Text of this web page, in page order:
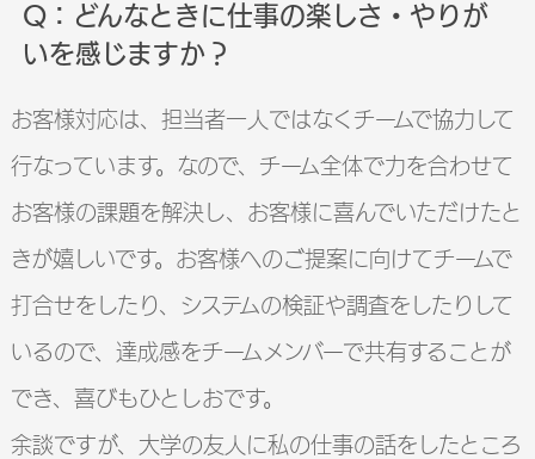
Q：どんなときに仕事の楽しさ・やりが
いを感じますか？
お客様対応は、担当者一人ではなくチームで協力して
行なっています。なので、チーム全体で力を合わせて
お客様の課題を解決し、お客様に喜んでいただけたと
きが嬉しいです。お客様へのご提案に向けてチームで
打合せをしたり、システムの検証や調査をしたりして
いるので、達成感をチームメンバーで共有することが
でき、喜びもひとしおです。
余談ですが、大学の友人に私の仕事の話をしたところ